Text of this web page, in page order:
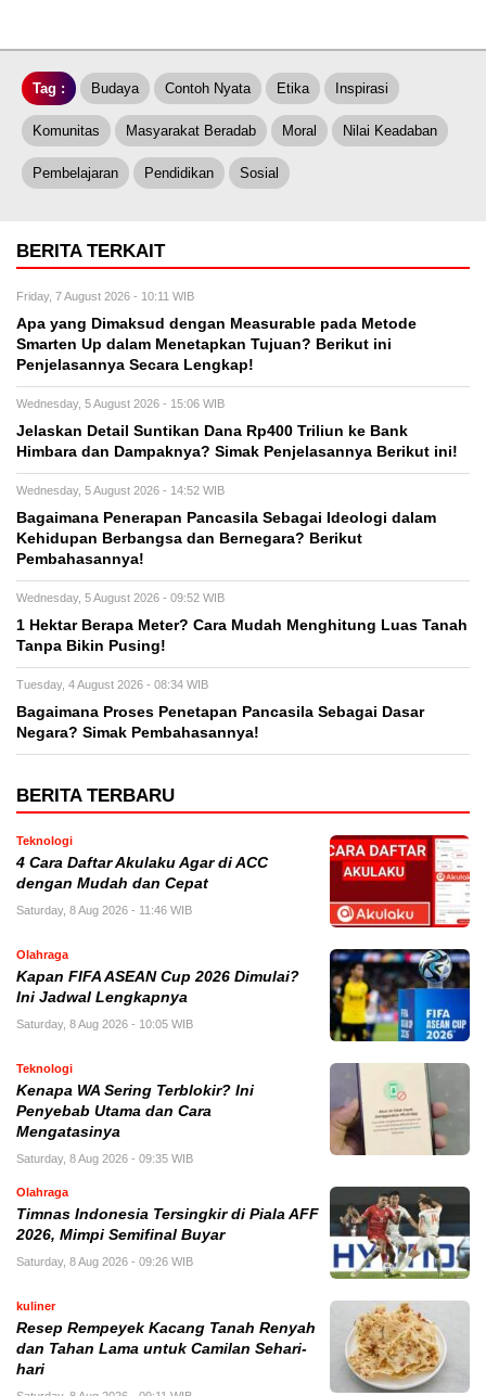
Tag : Budaya Contoh Nyata Etika Inspirasi
Komunitas Masyarakat Beradab Moral Nilai Keadaban
Pembelajaran Pendidikan Sosial
BERITA TERKAIT
Friday, 7 August 2026 - 10:11 WIB
Apa yang Dimaksud dengan Measurable pada Metode
Smarten Up dalam Menetapkan Tujuan? Berikut ini
Penjelasannya Secara Lengkap!
Wednesday, 5 August 2026 - 15:06 WIB
Jelaskan Detail Suntikan Dana Rp400 Triliun ke Bank
Himbara dan Dampaknya? Simak Penjelasannya Berikut ini!
Wednesday, 5 August 2026 - 14:52 WIB
Bagaimana Penerapan Pancasila Sebagai Ideologi dalam
Kehidupan Berbangsa dan Bernegara? Berikut
Pembahasannya!
Wednesday, 5 August 2026 - 09:52 WIB
1 Hektar Berapa Meter? Cara Mudah Menghitung Luas Tanah
Tanpa Bikin Pusing!
Tuesday, 4 August 2026 - 08:34 WIB
Bagaimana Proses Penetapan Pancasila Sebagai Dasar
Negara? Simak Pembahasannya!
BERITA TERBARU
Teknologi
4 Cara Daftar Akulaku Agar di ACC
dengan Mudah dan Cepat
Saturday, 8 Aug 2026 - 11:46 WIB
Olahraga
Kapan FIFA ASEAN Cup 2026 Dimulai?
Ini Jadwal Lengkapnya
Saturday, 8 Aug 2026 - 10:05 WIB
Teknologi
Kenapa WA Sering Terblokir? Ini
Penyebab Utama dan Cara
Mengatasinya
Saturday, 8 Aug 2026 - 09:35 WIB
Olahraga
Timnas Indonesia Tersingkir di Piala AFF
2026, Mimpi Semifinal Buyar
Saturday, 8 Aug 2026 - 09:26 WIB
kuliner
Resep Rempeyek Kacang Tanah Renyah
dan Tahan Lama untuk Camilan Sehari-
hari